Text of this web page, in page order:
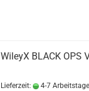
WileyX BLACK OPS
Lieferzeit: 4-7 Arbeitstage